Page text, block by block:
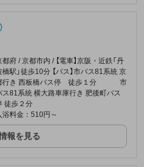
都府 / 京都市内 / 【電車】京阪・近鉄「丹
橋駅」徒歩10分 【バス】市バス81系統 京
行き 西板橋バス停 徒歩１分 市
ス81系統 横大路車庫行き 肥後町バス
徒歩２分
浴料金：510円～
報を見る